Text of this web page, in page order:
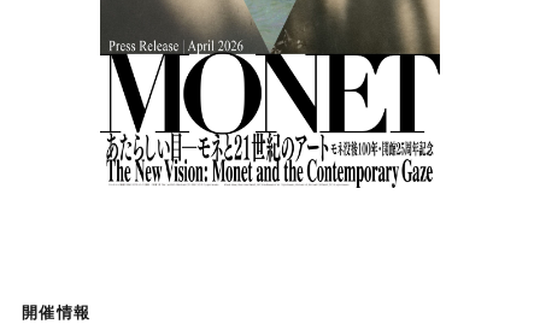
開催情報